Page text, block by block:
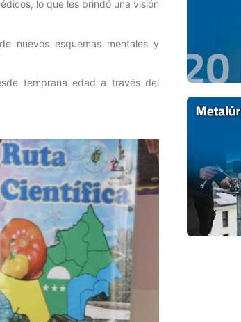
lo que les brindó una visión
nuevos esquemas mentales y
temprana edad a través del